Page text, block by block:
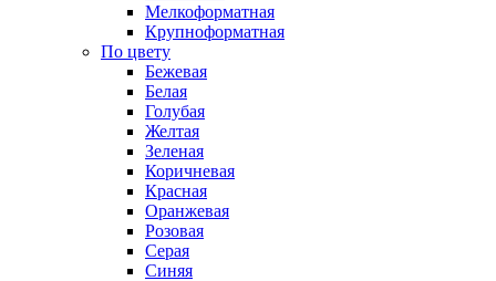
Мелкоформатная
Крупноформатная
По цвету
Бежевая
Белая
Голубая
Желтая
Зеленая
Коричневая
Красная
Оранжевая
Розовая
Серая
Синяя